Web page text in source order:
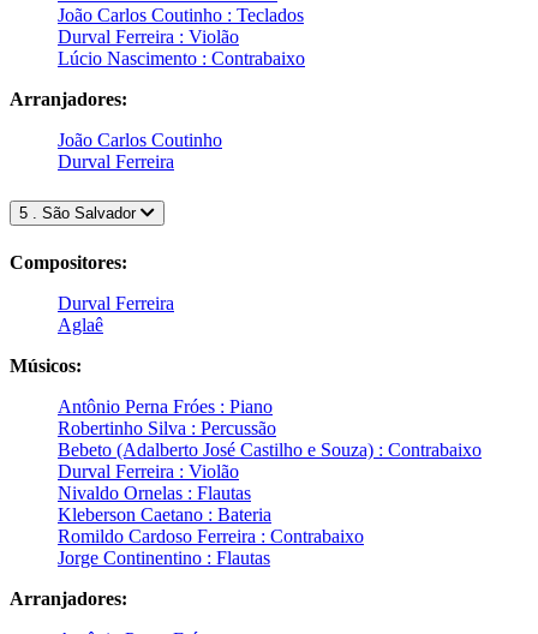
João Carlos Coutinho : Teclados
Durval Ferreira : Violão
Lúcio Nascimento : Contrabaixo
Arranjadores:
João Carlos Coutinho
Durval Ferreira
5 . São Salvador
Compositores:
Durval Ferreira
Aglaê
Músicos:
Antônio Perna Fróes : Piano
Robertinho Silva : Percussão
Bebeto (Adalberto José Castilho e Souza) : Contrabaixo
Durval Ferreira : Violão
Nivaldo Ornelas : Flautas
Kleberson Caetano : Bateria
Romildo Cardoso Ferreira : Contrabaixo
Jorge Continentino : Flautas
Arranjadores: